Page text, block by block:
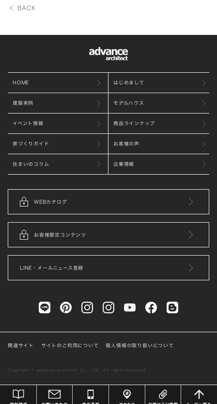
＜ BACK
HOME はじめまして
建築実例 モデルハウス
イベント情報 商品ラインナップ
家づくりガイド お客様の声
住まいのコラム 企業情報
WEBカタログ
お客様限定コンテンツ
LINE・メールニュース登録
関連サイト サイトのご利用について 個人情報の取り扱いについて
Copyright © advance architect Co., Ltd . All rights reserved